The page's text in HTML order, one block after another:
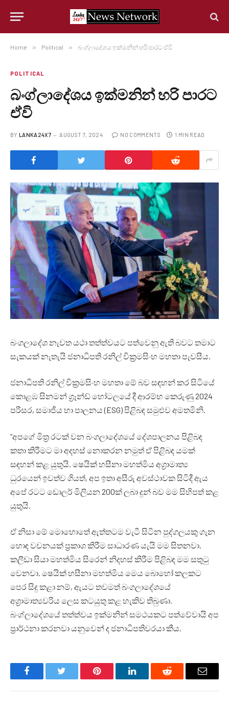
Home » Political » බංග්ලාදේශය ඉක්මනින් හරි පාරට ඒවි
POLITICAL
බංග්ලාදේශය ඉක්මනින් හරි පාරට
ඒවි
BY LANKA24X7 AUGUST 7, 2024 NO COMMENTS 1 MIN READ
බංගලාදේශ නැවත යථා තත්ත්වයට පත්වෙනු ඇති බවට තමාට
සැකයක් නැතැයි ජනාධිපති රනිල් වික්‍රමසිංහ මහතා පැවසීය.
ජනාධිපති රනිල් වික්‍රමසිංහ මහතා මේ බව සඳහන් කර සිටියේ
කොළඹ සිනමන් ග්‍රෑන්ඩ් හෝටලයේ දී ආරම්භ කෙරුණු 2024
පරිසර, සමාජීය හා පාලනය (ESG) පිළිබඳ සමුළුව අමතමිනි.
“අපගේ මිත්‍ර රටක් වන බංගලාදේශයේ දේශපාලනය පිළිබඳ
කතා කිරීමට මා අදහස් නොකරන නමුත් ඒ පිළිබඳ යමක්
සඳහන් කළ යුතුයි. ෂෙයික් හසීනා මහත්මිය අග්‍රාමාත්‍ය
ධුරයෙන් ඉවත්ව ගියත්, අප ඉතා අසීරු අවස්ථාවක සිටිදී ඇය
අපේ රටට ඩොලර් මිලියන 200ක් ලබා දුන් බව මම සිහිපත් කළ
යුතුයි.
ඒ නිසා මේ මොහොතේ ඇත්තටම වැටී සිටින පුද්ගලයකු ගැන
හොඳ වචනයක් ප්‍රකාශ කිරීම සාධාරණ යැයි මම සිතනවා.
කලීඩා සියා මහත්මිය සිරෙන් නිදහස් කිරීම පිළිබඳ මම සතුටු
වෙනවා. ෂෙයික් හසීනා මහත්මිය මෙය බොහෝ කලකට
පෙර සිදු කළා නම්, ඇයට තවමත් බංගලාදේශයේ
අග්‍රාමාත්‍යවරිය ලෙස කටයුතු කළ හැකිව තිබුණා.
බංග්ලාදේශයේ තත්ත්වය ඉක්මනින් සමථයකට පත්වේවායි අප
ප්‍රාර්ථනා කරනවා යනුවෙන් ද ජනාධිපතිවරයා කීය.
FacebookTwitter Pinterest LinkedInReddit Email